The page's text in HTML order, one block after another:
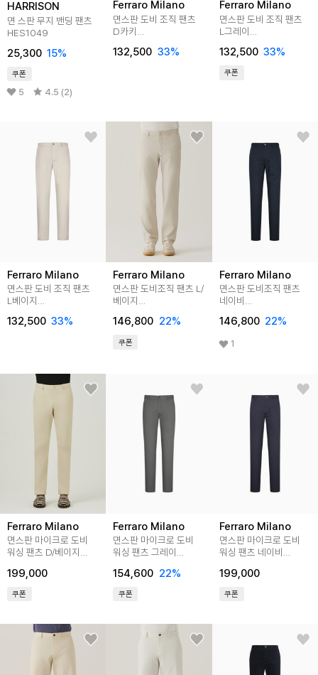
HARRISON
면 스판 무지 밴딩 팬츠
HES1049
25,300 15%
쿠폰
5 4.5 (2)
Ferraro Milano
면스판 도비 조직 팬츠
D카키
132,500 33%
Ferraro Milano
면스판 도비 조직 팬츠
L그레이
132,500 33%
쿠폰
Ferraro Milano
면스판 도비 조직 팬츠
L베이지
132,500 33%
Ferraro Milano
면스판 도비조직 팬츠 L/
베이지
146,800 22%
쿠폰
Ferraro Milano
면스판 도비조직 팬츠
네이비
146,800 22%
1
Ferraro Milano
면스판 마이크로 도비
워싱 팬츠 D/베이지
199,000
쿠폰
Ferraro Milano
면스판 마이크로 도비
워싱 팬츠 그레이
154,600 22%
쿠폰
Ferraro Milano
면스판 마이크로 도비
워싱 팬츠 네이비
199,000
쿠폰